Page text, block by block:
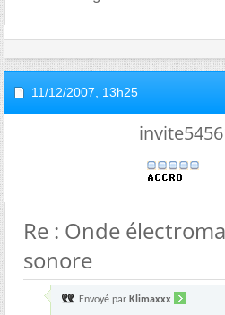
11/12/2007, 13h25
Re : Onde
sonore
Envoyé par Klimaxxx